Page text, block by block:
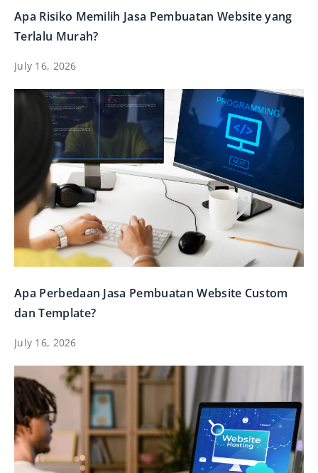
Apa Risiko Memilih Jasa Pembuatan Website yang
Terlalu Murah?
July 16, 2026
Apa Perbedaan Jasa Pembuatan Website Custom
dan Template?
July 16, 2026